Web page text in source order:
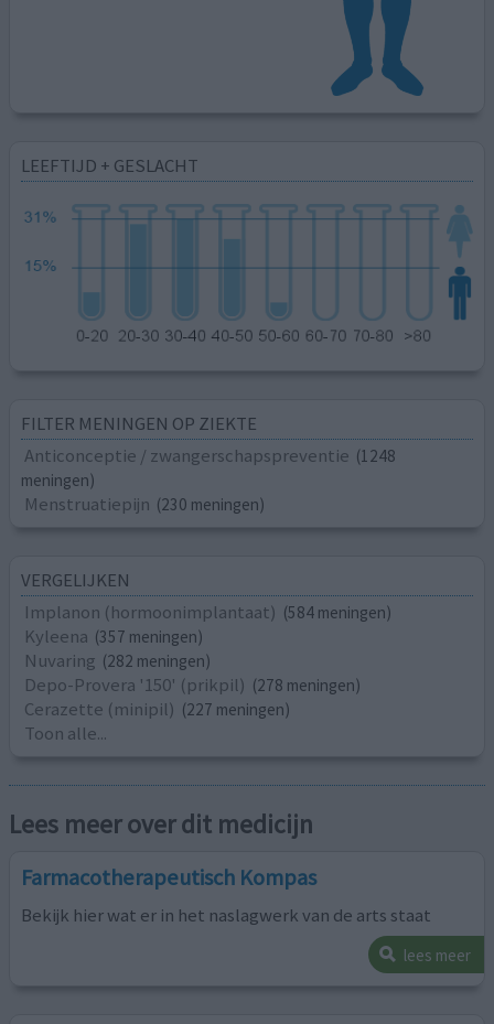
LEEFTIJD + GESLACHT
FILTER MENINGEN OP ZIEKTE
Anticonceptie / zwangerschapspreventie (1248
meningen)
Menstruatiepijn (230 meningen)
VERGELIJKEN
Implanon (hormoonimplantaat) (584 meningen)
Kyleena (357 meningen)
Nuvaring (282 meningen)
Depo-Provera '150' (prikpil) (278 meningen)
Cerazette (minipil) (227 meningen)
Toon alle...
Lees meer over dit medicijn
Farmacotherapeutisch Kompas
Bekijk hier wat er in het naslagwerk van de arts staat
lees meer